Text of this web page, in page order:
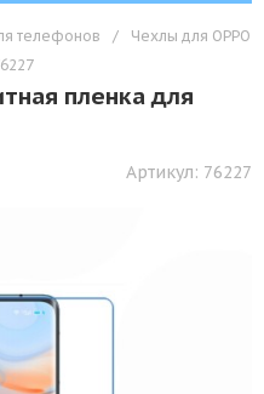
телефонов /
Чехлы для OPPO
пленка для
Артикул: 76227